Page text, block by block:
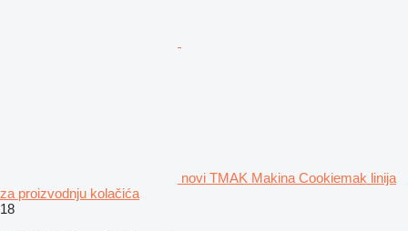
novi TMAK Makina Cookiemak linija
za proizvodnju kolačića
18